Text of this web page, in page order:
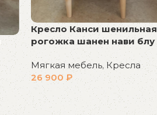
Кресло Канси шенильная
рогожка шанен нави блу
Мягкая мебель, Кресла
26 900 ₽
В корзину